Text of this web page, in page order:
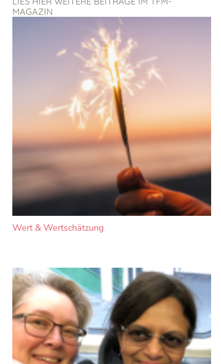
MAGAZIN
Wert & Wertschätzung
Seite